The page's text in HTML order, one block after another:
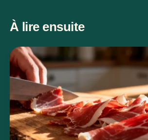
À lire ensuite